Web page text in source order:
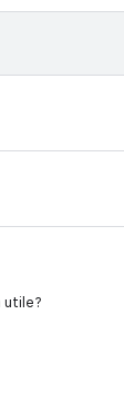
utile?